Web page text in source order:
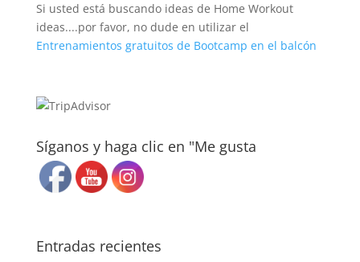
Si usted está buscando ideas de Home Workout
ideas....por favor, no dude en utilizar el
Entrenamientos gratuitos de Bootcamp en el balcón
Síganos y haga clic en "Me gusta
Entradas recientes